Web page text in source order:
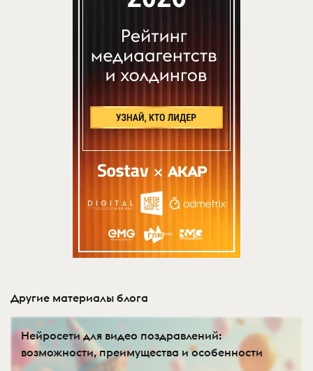
Другие материалы блога
Нейросети для видео поздравлений:
возможности, преимущества и особенности